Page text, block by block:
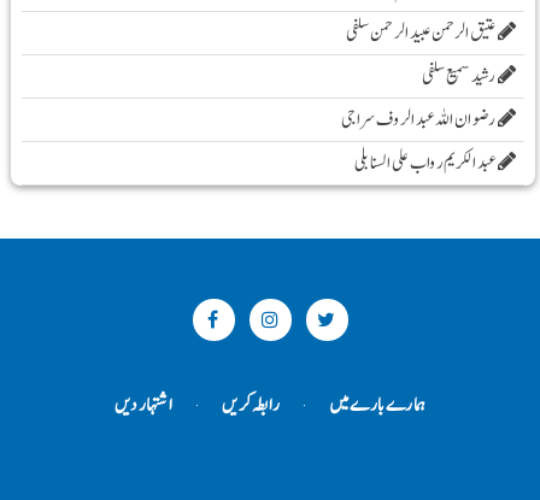
عتیق الرحمن عبید الرحمن سلفی
رشید سمیع سلفی
رضوان اللہ عبد الروف سراجی
عبد الکریم رواب علی السنابلی
ہمارے بارے میں رابطہ کریں اشتہار دیں